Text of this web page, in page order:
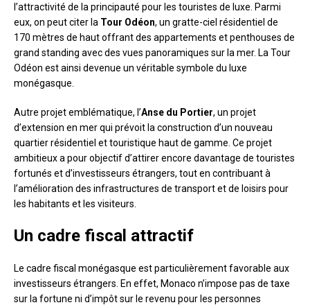
l’attractivité de la principauté pour les touristes de luxe. Parmi
eux, on peut citer la Tour Odéon, un gratte-ciel résidentiel de
170 mètres de haut offrant des appartements et penthouses de
grand standing avec des vues panoramiques sur la mer. La Tour
Odéon est ainsi devenue un véritable symbole du luxe
monégasque.
Autre projet emblématique, l’Anse du Portier, un projet
d’extension en mer qui prévoit la construction d’un nouveau
quartier résidentiel et touristique haut de gamme. Ce projet
ambitieux a pour objectif d’attirer encore davantage de touristes
fortunés et d’investisseurs étrangers, tout en contribuant à
l’amélioration des infrastructures de transport et de loisirs pour
les habitants et les visiteurs.
Un cadre fiscal attractif
Le cadre fiscal monégasque est particulièrement favorable aux
investisseurs étrangers. En effet, Monaco n’impose pas de taxe
sur la fortune ni d’impôt sur le revenu pour les personnes